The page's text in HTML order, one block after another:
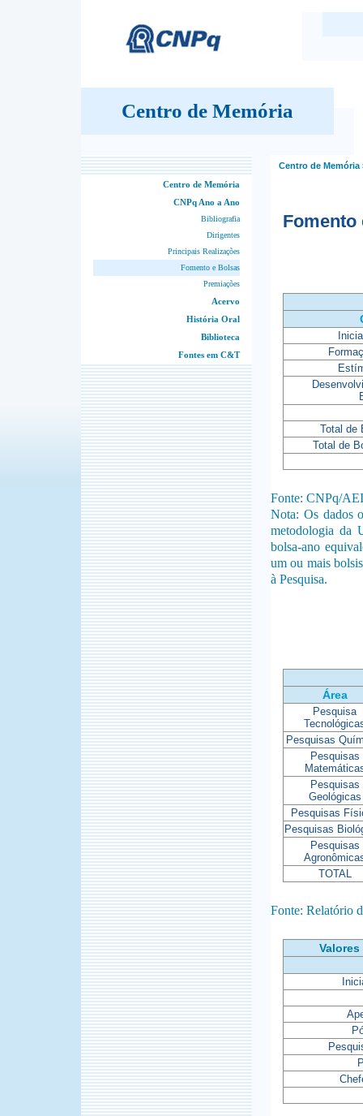
Centro de Memória
Centro de Memória
CNPq Ano a Ano
Bibliografia
Dirigentes
Principais Realizações
Fomento e Bolsas
Premiações
Acervo
História Oral
Biblioteca
Fontes em C&T
Centro de Memória
Fomento
Total de
Total de
Fonte: CNPq/AEI
Nota: Os dados
metodologia da
bolsa-ano
um ou mais
à Pesquisa.
Área
Pesquisa
Pesquisas
Pesquisas
Pesquisas
Geológicas
Pesquisas
Pesquisas
Pesquisas
TOTAL
Fonte: Relatório